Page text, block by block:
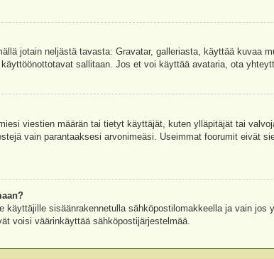
jotain neljästä tavasta: Gravatar, galleriasta, käyttää kuvaa
sallitaan. Jos et voi käyttää avataria, ota
viestien määrän tai tietyt käyttäjät, kuten ylläpitäjät tai
vain parantaaksesi arvonimeäsi. Useimmat foorumit eivät
sisäänrakennetulla sähköpostilomakkeella ja vain jos
voisi väärinkäyttää sähköpostijärjestelmää.